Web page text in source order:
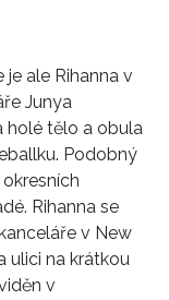
ale Rihanna v
Junya
holé tělo a obula
Podobný
Rihanna se
v New
ulici na krátkou
v